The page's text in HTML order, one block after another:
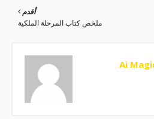
أقدم
ملخص كتاب المرحلة الملكية